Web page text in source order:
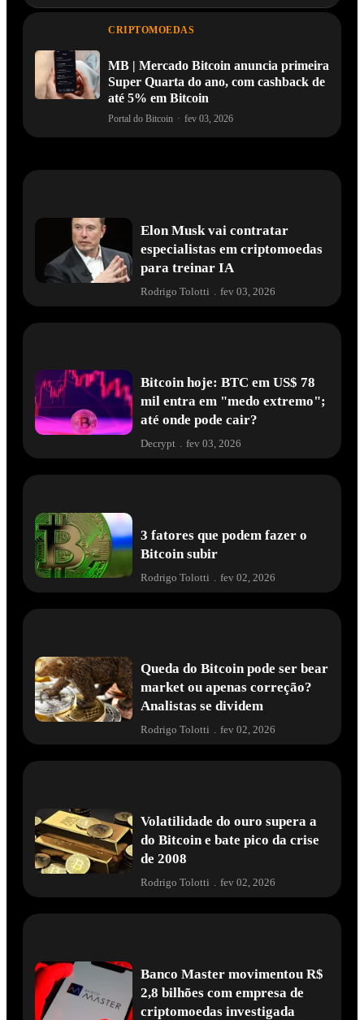
CRIPTOMOEDAS
MB | Mercado Bitcoin anuncia primeira
Super Quarta do ano, com cashback de
até 5% em Bitcoin
Portal do Bitcoin · fev 03, 2026
Elon Musk vai contratar
especialistas em criptomoedas
para treinar IA
Rodrigo Tolotti fev 03, 2026
Bitcoin hoje: BTC em US$ 78
mil entra em "medo extremo";
até onde pode cair?
Decrypt . fev 03, 2026
3 fatores que podem fazer o
Bitcoin subir
Rodrigo Tolotti fev 02, 2026
Queda do Bitcoin pode ser bear
market ou apenas correção?
Analistas se dividem
Rodrigo Tolotti . fev 02, 2026
Volatilidade do ouro supera a
do Bitcoin e bate pico da crise
de 2008
Rodrigo Tolotti . fev 02, 2026
Banco Master movimentou R$
2,8 bilhões com empresa de
criptomoedas investigada